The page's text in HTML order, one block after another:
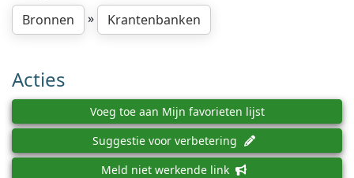
Bronnen
» Krantenbanken
Acties
Voeg toe aan Mijn favorieten lijst
Suggestie voor verbetering
Meld niet werkende link